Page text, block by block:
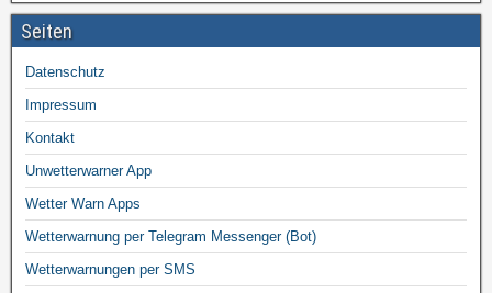
Seiten
Datenschutz
Impressum
Kontakt
Unwetterwarner App
Wetter Warn Apps
Wetterwarnung per Telegram Messenger (Bot)
Wetterwarnungen per SMS